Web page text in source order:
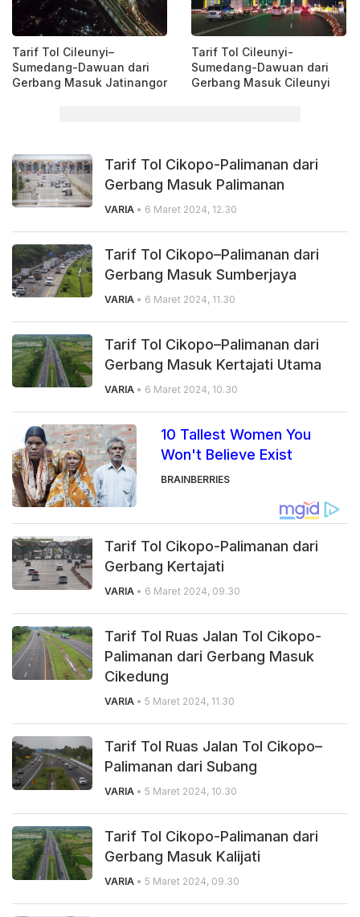
Tarif Tol Cileunyi–
Sumedang-Dawuan dari
Gerbang Masuk Jatinangor
Tarif Tol Cileunyi-
Sumedang-Dawuan dari
Gerbang Masuk Cileunyi
Tarif Tol Cikopo-Palimanan dari
Gerbang Masuk Palimanan
VARIA • 6 Maret 2024, 12.30
Tarif Tol Cikopo–Palimanan dari
Gerbang Masuk Sumberjaya
VARIA • 6 Maret 2024, 11.30
Tarif Tol Cikopo–Palimanan dari
Gerbang Masuk Kertajati Utama
VARIA • 6 Maret 2024, 10.30
10 Tallest Women You
Won't Believe Exist
BRAINBERRIES
Tarif Tol Cikopo-Palimanan dari
Gerbang Kertajati
VARIA • 6 Maret 2024, 09.30
Tarif Tol Ruas Jalan Tol Cikopo-
Palimanan dari Gerbang Masuk
Cikedung
VARIA • 5 Maret 2024, 11.30
Tarif Tol Ruas Jalan Tol Cikopo–
Palimanan dari Subang
VARIA • 5 Maret 2024, 10.30
Tarif Tol Cikopo-Palimanan dari
Gerbang Masuk Kalijati
VARIA • 5 Maret 2024, 09.30